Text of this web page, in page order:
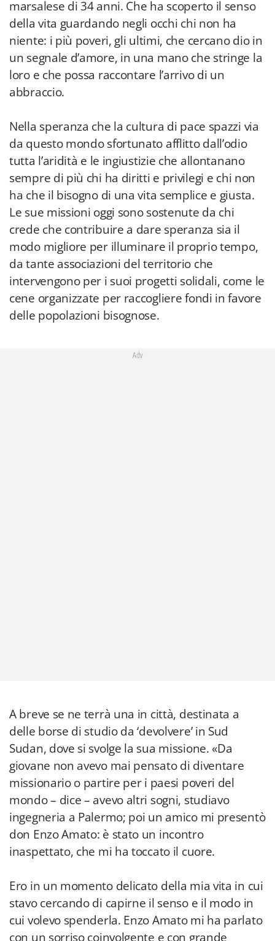
marsalese di 34 anni. Che ha scoperto il senso
della vita guardando negli occhi chi non ha
niente: i più poveri, gli ultimi, che cercano dio in
un segnale d’amore, in una mano che stringe la
loro e che possa raccontare l’arrivo di un
abbraccio.
Nella speranza che la cultura di pace spazzi via
da questo mondo sfortunato afflitto dall’odio
tutta l’aridità e le ingiustizie che allontanano
sempre di più chi ha diritti e privilegi e chi non
ha che il bisogno di una vita semplice e giusta.
Le sue missioni oggi sono sostenute da chi
crede che contribuire a dare speranza sia il
modo migliore per illuminare il proprio tempo,
da tante associazioni del territorio che
intervengono per i suoi progetti solidali, come le
cene organizzate per raccogliere fondi in favore
delle popolazioni bisognose.
Adv
A breve se ne terrà una in città, destinata a
delle borse di studio da ‘devolvere’ in Sud
Sudan, dove si svolge la sua missione. «Da
giovane non avevo mai pensato di diventare
missionario o partire per i paesi poveri del
mondo – dice – avevo altri sogni, studiavo
ingegneria a Palermo; poi un amico mi presentò
don Enzo Amato: è stato un incontro
inaspettato, che mi ha toccato il cuore.
Ero in un momento delicato della mia vita in cui
stavo cercando di capirne il senso e il modo in
cui volevo spenderla. Enzo Amato mi ha parlato
con un sorriso coinvolgente e con grande